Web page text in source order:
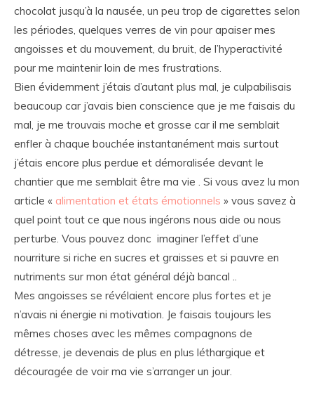
chocolat jusqu’à la nausée, un peu trop de cigarettes selon
les périodes, quelques verres de vin pour apaiser mes
angoisses et du mouvement, du bruit, de l’hyperactivité
pour me maintenir loin de mes frustrations.
Bien évidemment j’étais d’autant plus mal, je culpabilisais
beaucoup car j’avais bien conscience que je me faisais du
mal, je me trouvais moche et grosse car il me semblait
enfler à chaque bouchée instantanément mais surtout
j’étais encore plus perdue et démoralisée devant le
chantier que me semblait être ma vie . Si vous avez lu mon
article « alimentation et états émotionnels » vous savez à
quel point tout ce que nous ingérons nous aide ou nous
perturbe. Vous pouvez donc imaginer l’effet d’une
nourriture si riche en sucres et graisses et si pauvre en
nutriments sur mon état général déjà bancal ..
Mes angoisses se révélaient encore plus fortes et je
n’avais ni énergie ni motivation. Je faisais toujours les
mêmes choses avec les mêmes compagnons de
détresse, je devenais de plus en plus léthargique et
découragée de voir ma vie s’arranger un jour.